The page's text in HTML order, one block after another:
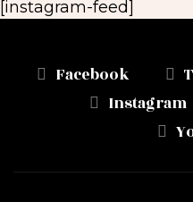
[instagram-feed]
Facebook
Instagram